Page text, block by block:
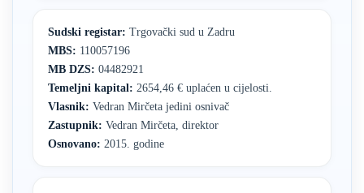
Sudski registar: Trgovački sud u Zadru
MBS: 110057196
MB DZS: 04482921
Temeljni kapital: 2654,46 € uplaćen u cijelosti.
Vlasnik: Vedran Mirčeta jedini osnivač
Zastupnik: Vedran Mirčeta, direktor
Osnovano: 2015. godine